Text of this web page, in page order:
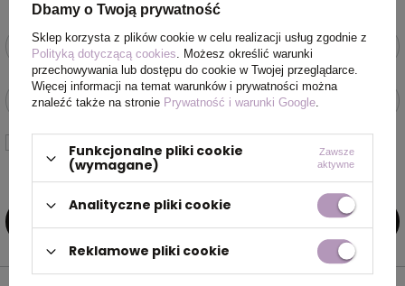
Podaj swoje imię i nazwisko
Podaj swój adres e-mail
Wyrażam zgodę na przetwarzanie moich danych osobowych
(adres e-mail) na potrzeby wysyłki newslettera z informacją
handlową (marketing). Więcej wpolityce prywatności.
Dbamy o Twoją prywatność
Sklep korzysta z plików cookie w celu realizacji usług zgodnie z
Polityką dotyczącą cookies. Możesz określić warunki
przechowywania lub dostępu do cookie w Twojej przeglądarce.
Więcej informacji na temat warunków i prywatności można
znaleźć także na stronie Prywatność i warunki Google.
Funkcjonalne pliki cookie
(wymagane)
Zawsze
aktywne
Analityczne pliki cookie
Reklamowe pliki cookie